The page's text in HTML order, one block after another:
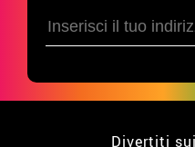
Divertiti